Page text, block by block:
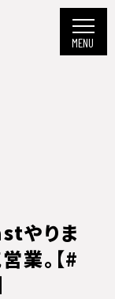
やりま
業。【#